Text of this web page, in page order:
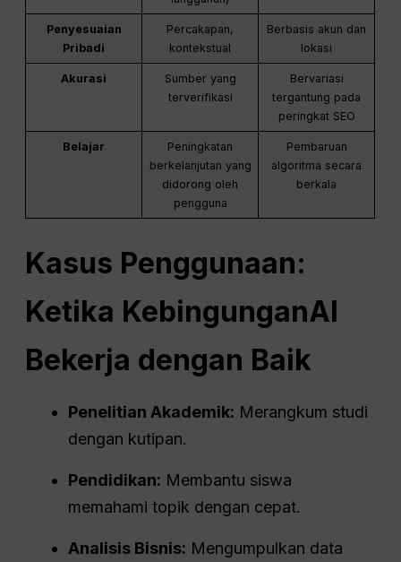
Penyesuaian
Pribadi
Percakapan,
kontekstual
Berbasis akun dan
lokasi
Akurasi
Sumber yang
terverifikasi
Bervariasi
tergantung pada
peringkat SEO
Belajar
Peningkatan
berkelanjutan yang
didorong oleh
pengguna
Pembaruan
algoritma secara
berkala
Kasus Penggunaan:
Ketika KebingunganAI
Bekerja dengan Baik
Penelitian Akademik: Merangkum studi
dengan kutipan.
Pendidikan: Membantu siswa
memahami topik dengan cepat.
Analisis Bisnis: Mengumpulkan data